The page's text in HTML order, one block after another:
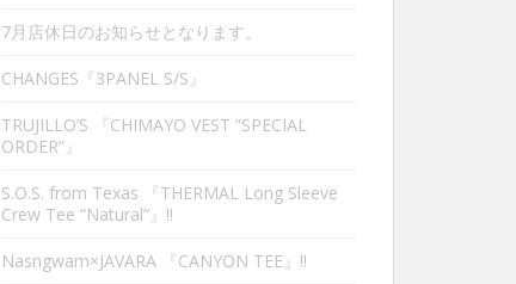
7月店休日のお知らせとなります。
CHANGES『3PANEL S/S』
TRUJILLO’S 『CHIMAYO VEST “SPECIAL
ORDER”』
S.O.S. from Texas 『THERMAL Long Sleeve
Crew Tee “Natural”』‼︎
Nasngwam×JAVARA 『CANYON TEE』‼︎